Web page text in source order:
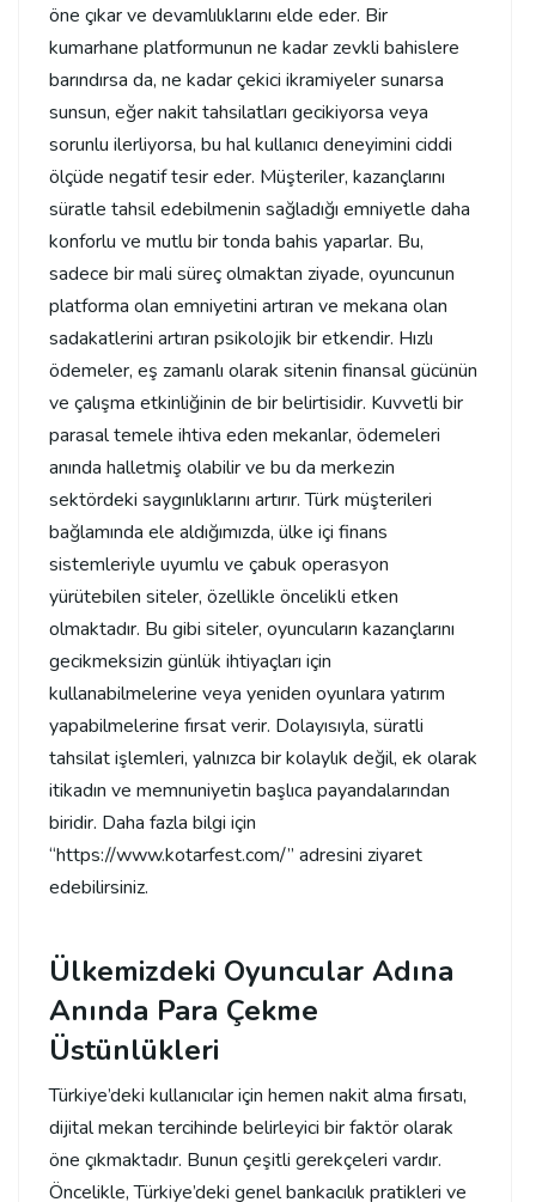
öne çıkar ve devamlılıklarını elde eder. Bir
kumarhane platformunun ne kadar zevkli bahislere
barındırsa da, ne kadar çekici ikramiyeler sunarsa
sunsun, eğer nakit tahsilatları gecikiyorsa veya
sorunlu ilerliyorsa, bu hal kullanıcı deneyimini ciddi
ölçüde negatif tesir eder. Müşteriler, kazançlarını
süratle tahsil edebilmenin sağladığı emniyetle daha
konforlu ve mutlu bir tonda bahis yaparlar. Bu,
sadece bir mali süreç olmaktan ziyade, oyuncunun
platforma olan emniyetini artıran ve mekana olan
sadakatlerini artıran psikolojik bir etkendir. Hızlı
ödemeler, eş zamanlı olarak sitenin finansal gücünün
ve çalışma etkinliğinin de bir belirtisidir. Kuvvetli bir
parasal temele ihtiva eden mekanlar, ödemeleri
anında halletmiş olabilir ve bu da merkezin
sektördeki saygınlıklarını artırır. Türk müşterileri
bağlamında ele aldığımızda, ülke içi finans
sistemleriyle uyumlu ve çabuk operasyon
yürütebilen siteler, özellikle öncelikli etken
olmaktadır. Bu gibi siteler, oyuncuların kazançlarını
gecikmeksizin günlük ihtiyaçları için
kullanabilmelerine veya yeniden oyunlara yatırım
yapabilmelerine fırsat verir. Dolayısıyla, süratli
tahsilat işlemleri, yalnızca bir kolaylık değil, ek olarak
itikadın ve memnuniyetin başlıca payandalarından
biridir. Daha fazla bilgi için
“https://www.kotarfest.com/” adresini ziyaret
edebilirsiniz.
Ülkemizdeki Oyuncular Adına
Anında Para Çekme
Üstünlükleri
Türkiye’deki kullanıcılar için hemen nakit alma fırsatı,
dijital mekan tercihinde belirleyici bir faktör olarak
öne çıkmaktadır. Bunun çeşitli gerekçeleri vardır.
Öncelikle, Türkiye’deki genel bankacılık pratikleri ve